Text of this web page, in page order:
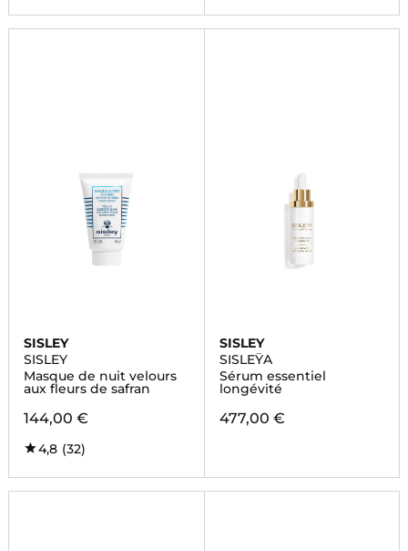
SISLEY
SISLEY
Masque de nuit velours
aux fleurs de safran
144,00 €
4,8 (32)
SISLEY
SISLEŸA
Sérum essentiel
longévité
477,00 €